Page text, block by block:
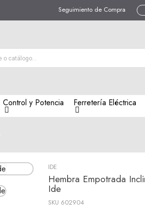
Seguimiento de Compra
Control y Potencia Ferretería Eléctrica
IDE
Hembra Empotrada
Ide
SKU 602904